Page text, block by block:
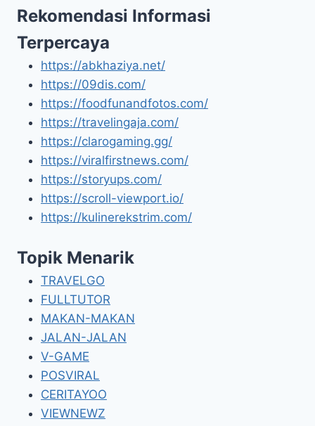
Rekomendasi Informasi
Terpercaya
https://abkhaziya.net/
https://09dis.com/
https://foodfunandfotos.com/
https://travelingaja.com/
https://clarogaming.gg/
https://viralfirstnews.com/
https://storyups.com/
https://scroll-viewport.io/
https://kulinerekstrim.com/
Topik Menarik
TRAVELGO
FULLTUTOR
MAKAN-MAKAN
JALAN-JALAN
V-GAME
POSVIRAL
CERITAYOO
VIEWNEWZ